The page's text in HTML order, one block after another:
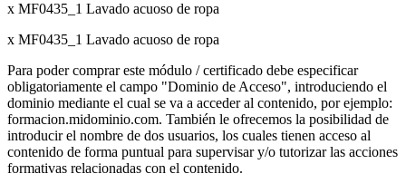
x MF0435_1 Lavado acuoso de ropa
x MF0435_1 Lavado acuoso de ropa
Para poder comprar este módulo / certificado debe especificar
obligatoriamente el campo "Dominio de Acceso", introduciendo el
dominio mediante el cual se va a acceder al contenido, por ejemplo:
formacion.midominio.com. También le ofrecemos la posibilidad de
introducir el nombre de dos usuarios, los cuales tienen acceso al
contenido de forma puntual para supervisar y/o tutorizar las acciones
formativas relacionadas con el contenido.